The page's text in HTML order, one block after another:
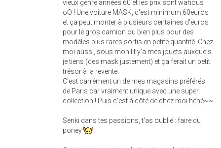
vieux genre années 60 et les prix sont wahous
oO ! Une voiture MASK, c'est minimum 60euros
et ça peut monter à plusieurs centaines d'euros
pour le gros camion ou bien plus pour des
modèles plus rares sortis en petite quantité. Chez
moi aussi, sous mon lit y'a mes jouets auxquels
je tiens (des mask justement) et ça ferait un petit
trésor à la revente.
C'est carrément un de mes magasins préférés
de Paris car vraiment unique avec une super
collection ! Puis c'est à côté de chez moi héhé~~
Senki dans tes passions, t'as oublié : faire du
poney